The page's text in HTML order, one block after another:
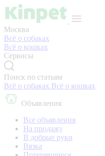
Москва
Всё о собаках
Всё о кошках
Сервисы
Поиск по статьям
Всё о собаках Всё о кошках
Объявления
Все объявления
На продажу
В добрые руки
Вязка